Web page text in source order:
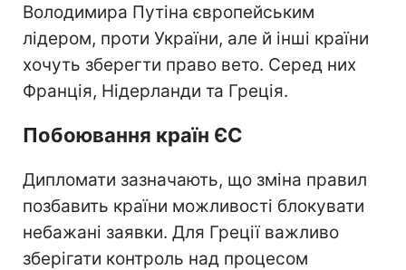
Володимира Путіна європейським
лідером, проти України, але й інші країни
хочуть зберегти право вето. Серед них
Франція, Нідерланди та Греція.
Побоювання країн ЄС
Дипломати зазначають, що зміна правил
позбавить країни можливості блокувати
небажані заявки. Для Греції важливо
зберігати контроль над процесом